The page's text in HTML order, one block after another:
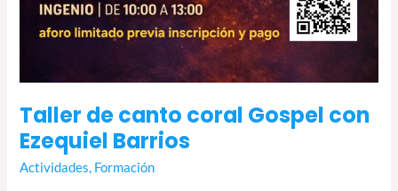
Taller de canto coral Gospel con
Ezequiel Barrios
Actividades, Formación